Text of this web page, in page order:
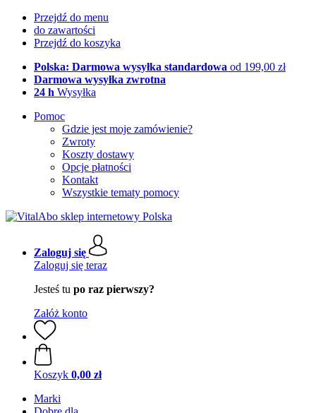
Przejdź do menu
do zawartości
Przejdź do koszyka
Polska: Darmowa wysyłka standardowa od 199,00 zł
Darmowa wysyłka zwrotna
24 h Wysyłka
Pomoc
Gdzie jest moje zamówienie?
Zwroty
Koszty dostawy
Opcje płatności
Kontakt
Wszystkie tematy pomocy
Zaloguj się
Zaloguj się teraz
Jesteś tu po raz pierwszy?
Załóż konto
Koszyk 0,00 zł
Marki